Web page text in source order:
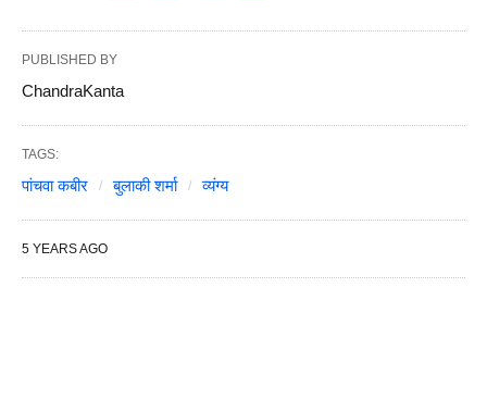
PUBLISHED BY
ChandraKanta
TAGS:
पांचवा कबीर बुलाकी शर्मा व्यंग्य
5 YEARS AGO